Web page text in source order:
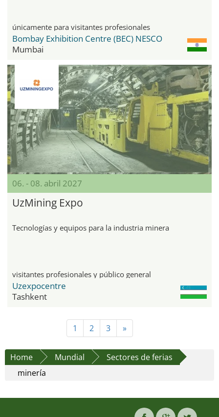
únicamente para visitantes profesionales
Bombay Exhibition Centre (BEC) NESCO
Mumbai
06. - 08. abril 2027
UzMining Expo
Tecnologías y equipos para la industria minera
visitantes profesionales y público general
Uzexpocentre
Tashkent
1 2 3 »
Home Mundial
Sectores de ferias
minería